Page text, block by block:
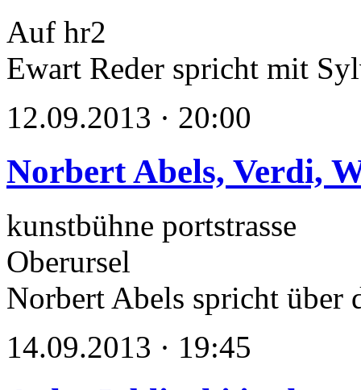
Auf hr2
Ewart Reder spricht mit
12.09.2013 · 20:00
Norbert Abels, Verdi,
kunstbühne portstrasse
Oberursel
Norbert Abels spricht über
14.09.2013 · 19:45